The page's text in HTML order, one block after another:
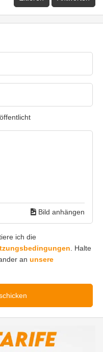
Bild anhängen
ich die
. Halte
an unsere